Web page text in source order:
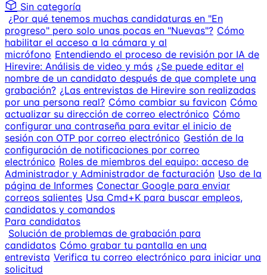
Sin categoría
¿Por qué tenemos muchas candidaturas en "En
progreso" pero solo unas pocas en "Nuevas"? Cómo
habilitar el acceso a la cámara y al
micrófono Entendiendo el proceso de revisión por IA de
Hirevire: Análisis de video y más ¿Se puede editar el
nombre de un candidato después de que complete una
grabación? ¿Las entrevistas de Hirevire son realizadas
por una persona real? Cómo cambiar su favicon Cómo
actualizar su dirección de correo electrónico Cómo
configurar una contraseña para evitar el inicio de
sesión con OTP por correo electrónico Gestión de la
configuración de notificaciones por correo
electrónico Roles de miembros del equipo: acceso de
Administrador y Administrador de facturación Uso de la
página de Informes Conectar Google para enviar
correos salientes Usa Cmd+K para buscar empleos,
candidatos y comandos
Para candidatos
Solución de problemas de grabación para
candidatos Cómo grabar tu pantalla en una
entrevista Verifica tu correo electrónico para iniciar una
solicitud